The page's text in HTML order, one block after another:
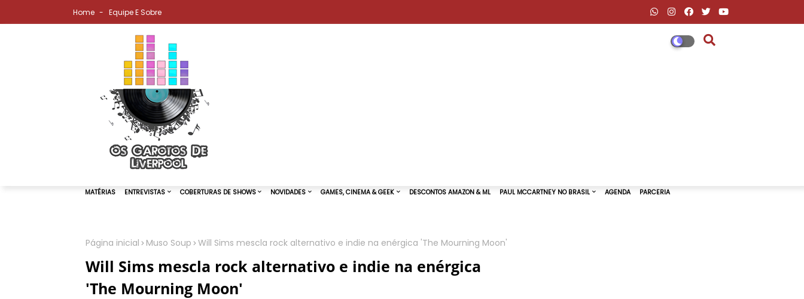
Home Equipe E Sobre
Página inicial Muso Soup Will Sims mescla rock alternativo e indie na enérgica 'The Mourning Moon'
Will Sims mescla rock alternativo e indie na enérgica
'The Mourning Moon'